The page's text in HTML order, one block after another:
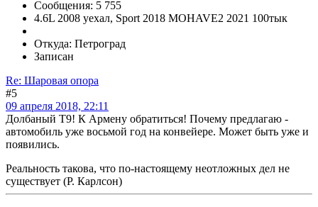
Сообщения: 5 755
4.6L 2008 уехал, Sport 2018 MOHAVE2 2021 100тык
Откуда: Петроград
Записан
Re: Шаровая опора
#5
09 апреля 2018, 22:11
Долбаный Т9! К Армену обратиться! Почему предлагаю -
автомобиль уже восьмой год на конвейере. Может быть уже и
появились.
Реальность такова, что по-настоящему неотложных дел не
существует (Р. Карлсон)